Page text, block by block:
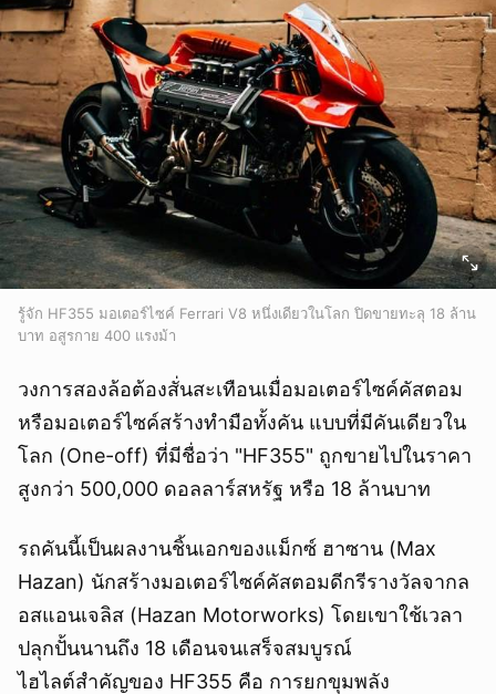
รู้จัก HF355 มอเตอร์ไซค์ Ferrari V8 หนึ่งเดียวในโลก ปิดขายทะลุ 18 ล้าน
บาท อสูรกาย 400 แรงม้า
วงการสองล้อต้องสั่นสะเทือนเมื่อมอเตอร์ไซค์คัสตอม
หรือมอเตอร์ไซค์สร้างทำมือทั้งคัน แบบที่มีคันเดียวใน
โลก (One-off) ที่มีชื่อว่า "HF355" ถูกขายไปในราคา
สูงกว่า 500,000 ดอลลาร์สหรัฐ หรือ 18 ล้านบาท
รถคันนี้เป็นผลงานชิ้นเอกของแม็กซ์ ฮาซาน (Max
Hazan) นักสร้างมอเตอร์ไซค์คัสตอมดีกรีรางวัลจากล
อสแอนเจลิส (Hazan Motorworks) โดยเขาใช้เวลา
ปลุกปั้นนานถึง 18 เดือนจนเสร็จสมบูรณ์
ไฮไลต์สำคัญของ HF355 คือ การยกขุมพลัง